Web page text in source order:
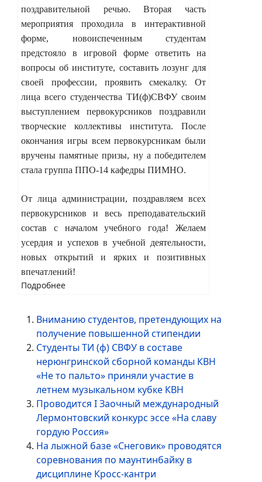
поздравительной речью. Вторая часть
мероприятия
проходила в интерактивной
форме, новоиспеченным студентам
предстояло в игровой форме ответить на
вопросы об институте, составить лозунг для
своей профессии, проявить смекалку. От
лица всего студенчества ТИ(ф)СВФУ своим
выступлением первокурсников поздравили
творческие коллективы института.
После
окончания игры всем первокурсникам были
вручены памятные призы, ну а победителем
стала группа ППО-14 кафедры ПИМНО.
От лица администрации, поздравляем всех
первокурсников и весь преподавательский
состав с началом учебного года! Желаем
усердия и успехов в учебной деятельности,
новых открытий и ярких и позитивных
впечатлений!
Подробнее
Вниманию студентов, претендующих на
получение повышенной стипендии
Студенты ТИ (ф) СВФУ в составе
нерюнгринской сборной команды КВН
«Не то пальто» приняли участие в
летнем музыкальном кубке КВН
Проводится I Заочный международный
Лермонтовский конкурс эссе «На славу
гордую Россия»
На лыжной базе «Снеговик» проводятся
соревнования по маунтинбайку в
дисциплине Кросс-кантри